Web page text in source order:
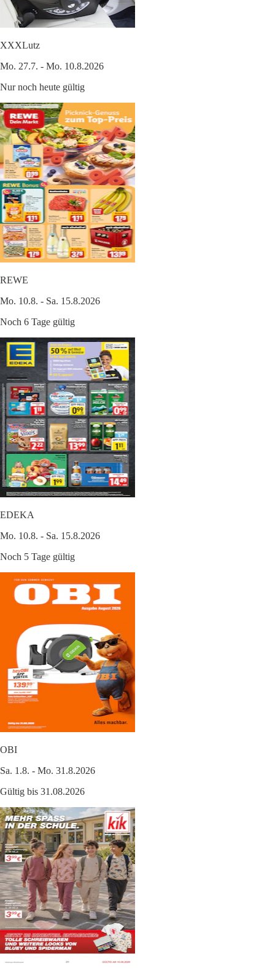
XXXLutz
Mo. 27.7. - Mo. 10.8.2026
Nur noch heute gültig
REWE
Mo. 10.8. - Sa. 15.8.2026
Noch 6 Tage gültig
EDEKA
Mo. 10.8. - Sa. 15.8.2026
Noch 5 Tage gültig
OBI
Sa. 1.8. - Mo. 31.8.2026
Gültig bis 31.08.2026